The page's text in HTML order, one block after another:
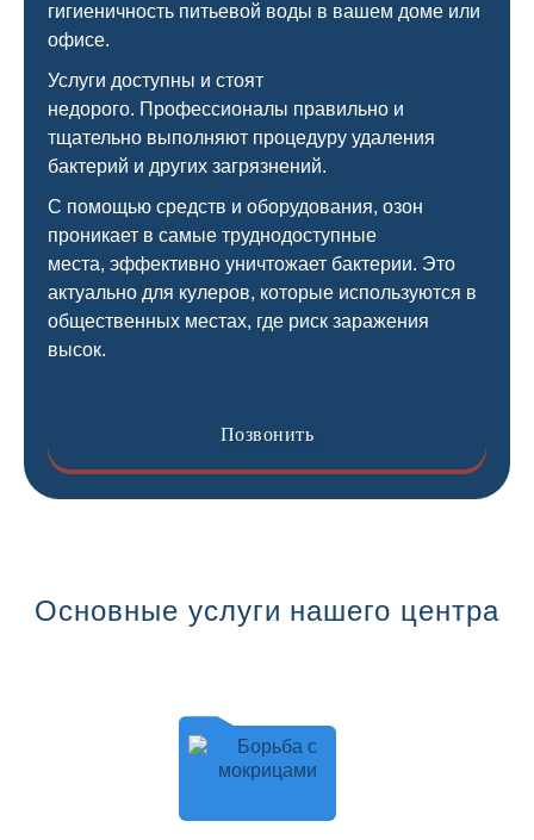
гигиеничность питьевой воды в вашем доме или
офисе.
Услуги доступны и стоят
недорого. Профессионалы правильно и
тщательно выполняют процедуру удаления
бактерий и других загрязнений.
С помощью средств и оборудования, озон
проникает в самые труднодоступные
места, эффективно уничтожает бактерии. Это
актуально для кулеров, которые используются в
общественных местах, где риск заражения
высок.
Позвонить
Основные услуги нашего центра